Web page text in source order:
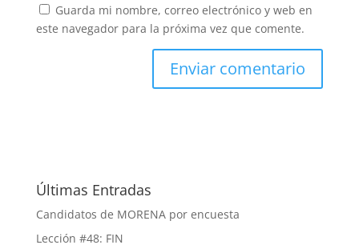
Guarda mi nombre, correo electrónico y web en
este navegador para la próxima vez que comente.
Últimas Entradas
Candidatos de MORENA por encuesta
Lección #48: FIN